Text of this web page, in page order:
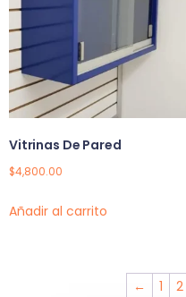
Vitrinas De Pared
$4,800.00
Añadir al carrito
← 1 2